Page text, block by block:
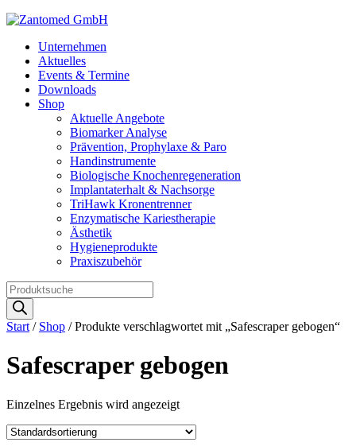
Unternehmen
Aktuelles
Events & Termine
Downloads
Shop
Aktuelle Angebote
Biomarker Analyse
Prävention, Prophylaxe & Paro
Handinstrumente
Biologische Knochenregeneration
Implantaterhalt & Nachsorge
TriHawk Kronentrenner
Enzymatische Kariestherapie
Ästhetik
Hygieneprodukte
Praxiszubehör
Products
search
Start / Shop / Produkte verschlagwortet mit „Safescraper gebogen“
Safescraper gebogen
Einzelnes Ergebnis wird angezeigt